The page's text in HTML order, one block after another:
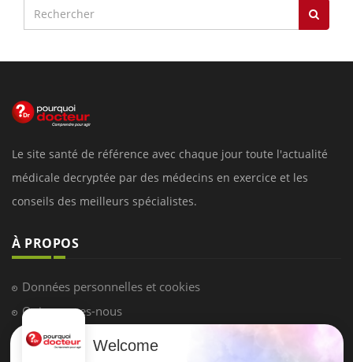
Le site santé de référence avec chaque jour toute l'actualité
médicale decryptée par des médecins en exercice et les
conseils des meilleurs spécialistes.
À PROPOS
Données personnelles et cookies
Qui sommes-nous
Conditions d'utilisation
Welcome